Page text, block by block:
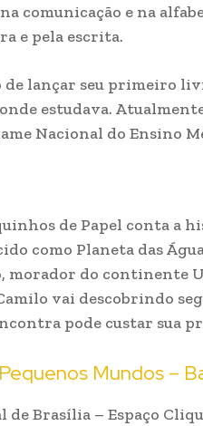
comunicação e na
e pela escrita.
lançar seu primeiro
estudava.
Nacional do Ensino
de Papel conta a
como Planeta das
morador do continente
vai descobrindo
pode custar sua
Mundos –
de Brasília – Espaço